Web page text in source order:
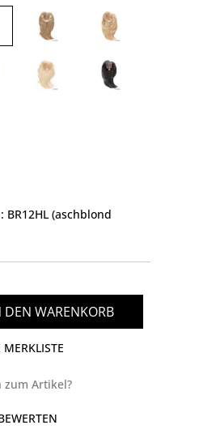
(aschblond
DEN WARENKORB
zum Artikel?